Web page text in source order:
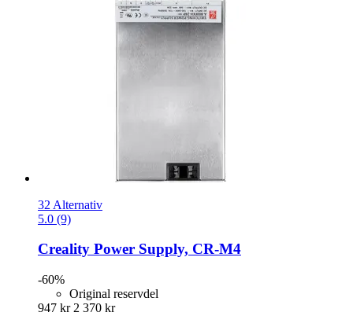
32 Alternativ
5.0 (9)
Creality Power Supply, CR-​M4
-60%
Original reservdel
947 kr 2 370 kr